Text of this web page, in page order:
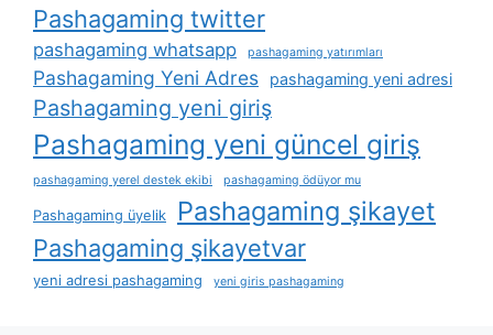
Pashagaming twitter
pashagaming whatsapp pashagaming yatırımları
Pashagaming Yeni Adres pashagaming yeni adresi
Pashagaming yeni giriş
Pashagaming yeni güncel giriş
pashagaming yerel destek ekibi pashagaming ödüyor mu
Pashagaming üyelik Pashagaming şikayet
Pashagaming şikayetvar
yeni adresi pashagaming yeni giris pashagaming